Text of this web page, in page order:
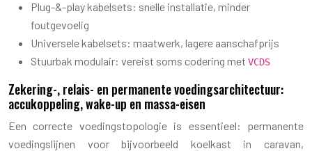
Plug-&-play kabelsets: snelle installatie, minder
foutgevoelig
Universele kabelsets: maatwerk, lagere aanschafprijs
Stuurbak modulair: vereist soms codering met VCDS
Zekering-, relais- en permanente voedingsarchitectuur:
accukoppeling, wake-up en massa-eisen
Een correcte voedingstopologie is essentieel: permanente
voedingslijnen voor bijvoorbeeld koelkast in caravan,